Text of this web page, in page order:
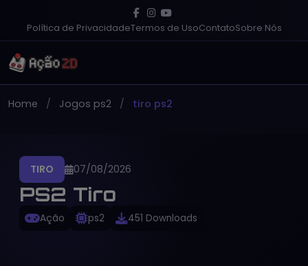
Política de PrivacidadeTermos de UsoContatoSobre Nós
Home Jogos ps2 tiro ps2
TIRO 07/08/2026
PS2 Tiro
Ação ps2 451 Downloads